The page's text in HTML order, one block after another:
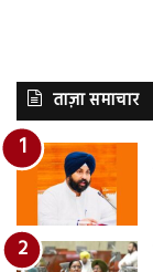
ताज़ा समाचार